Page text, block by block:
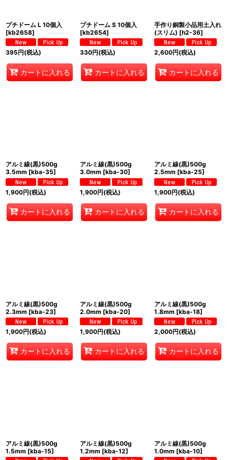
プチドーム L 10個入
[kb2658]
395円(税込)
カートに入れる
プチドーム S 10個入
[kb2654]
330円(税込)
カートに入れる
手作り銅製小品用土入れ
(スリム) [h2-36]
2,600円(税込)
カートに入れる
アルミ線(黒)500g
3.5mm [kba-35]
1,900円(税込)
カートに入れる
アルミ線(黒)500g
3.0mm [kba-30]
1,900円(税込)
カートに入れる
アルミ線(黒)500g
2.5mm [kba-25]
1,900円(税込)
カートに入れる
アルミ線(黒)500g
2.3mm [kba-23]
1,900円(税込)
カートに入れる
アルミ線(黒)500g
2.0mm [kba-20]
1,900円(税込)
カートに入れる
アルミ線(黒)500g
1.8mm [kba-18]
2,000円(税込)
カートに入れる
アルミ線(黒)500g
1.5mm [kba-15]
アルミ線(黒)500g
1.2mm [kba-12]
アルミ線(黒)500g
1.0mm [kba-10]